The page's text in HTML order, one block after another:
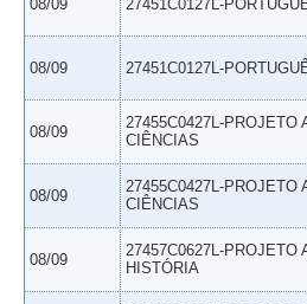
08/09 27451C0127L-
08/09 27451C0127L-
08/09
27455C0427L-PROJETO
CIÊNCIAS
08/09
27455C0427L-PROJETO
CIÊNCIAS
08/09
27457C0627L-PROJETO
HISTÓRIA